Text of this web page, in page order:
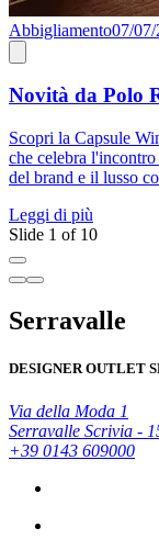
Abbigliamento07/
Novità da Polo
Scopri la Capsule
che celebra
del brand e il lusso
Leggi di più
Slide 1 of 10
Serravalle
DESIGNER OUTLET
Via della Moda 1
Serravalle Scrivia -
+39 0143 609000